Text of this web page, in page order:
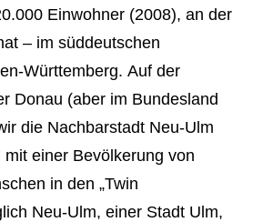
Einwohner (2008), an der
– im süddeutschen
Württemberg. Auf der
Donau (aber im Bundesland
die Nachbarstadt Neu-Ulm
einer Bevölkerung von
in den „Twin
Neu-Ulm, einer Stadt Ulm,